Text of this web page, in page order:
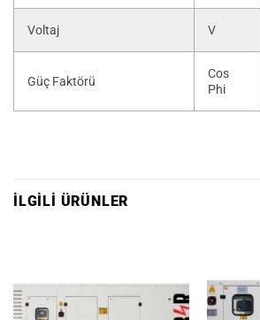
Voltaj V
Güç Faktörü
Cos
Phi
İLGILI ÜRÜNLER